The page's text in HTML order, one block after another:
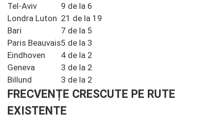
Tel-Aviv
9 de la 6
Londra Luton 21 de la 19
Bari
7 de la 5
Paris Beauvais5 de la 3
Eindhoven
4 de la 2
Geneva
3 de la 2
Billund
3 de la 2
FRECVENȚE CRESCUTE PE RUTE
EXISTENTE